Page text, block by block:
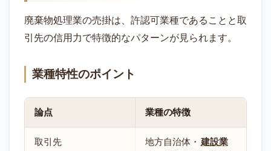
廃棄物処理業の売掛は、許認可業種であることと取
引先の信用力で特徴的なパターンが見られます。
業種特性のポイント
論点 業種の特徴
取引先 地方自治体・ 建設業